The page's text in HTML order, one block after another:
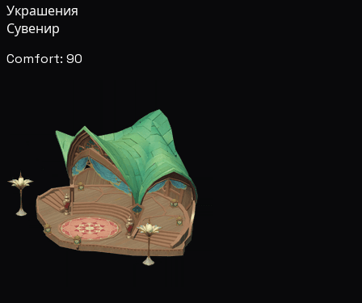
Украшения
Сувенир
Comfort: 90